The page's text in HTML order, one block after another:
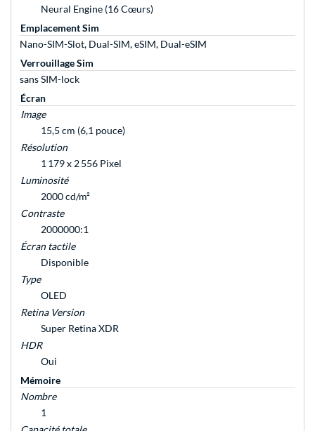
Neural Engine (16 Cœurs)
Emplacement Sim
Nano-SIM-Slot, Dual-SIM, eSIM, Dual-eSIM
Verrouillage Sim
sans SIM-lock
Écran
Image
15,5 cm (6,1 pouce)
Résolution
1 179 x 2 556 Pixel
Luminosité
2000 cd/m²
Contraste
2000000:1
Écran tactile
Disponible
Type
OLED
Retina Version
Super Retina XDR
HDR
Oui
Mémoire
Nombre
1